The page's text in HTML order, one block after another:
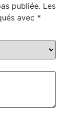
publiée. Les
avec *